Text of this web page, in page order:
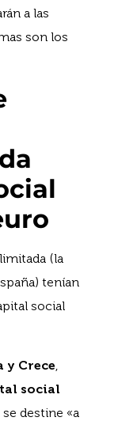
a las
son los
(la
tenían
social
y Crece
social
se destine «a